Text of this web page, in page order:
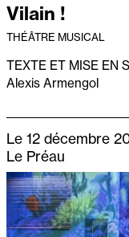
Vilain !
THÉÂTRE MUSICAL
TEXTE ET MISE EN
Alexis Armengol
Le 12 décembre
Le Préau